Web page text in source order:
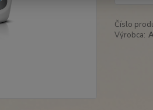
Číslo
Výrobca: